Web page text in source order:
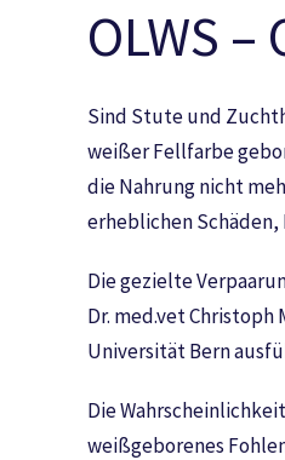
OLWS
Sind Stute und
weißer Fellfarbe
die Nahrung nicht
erheblichen
Die gezielte
Dr. med.vet
Universität Bern
Die
weißgeborenes